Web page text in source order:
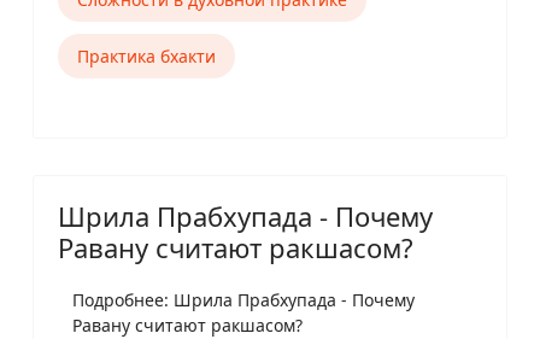
Практика бхакти
Шрила Прабхупада - Почему
Равану считают ракшасом?
Подробнее: Шрила Прабхупада - Почему
Равану считают ракшасом?